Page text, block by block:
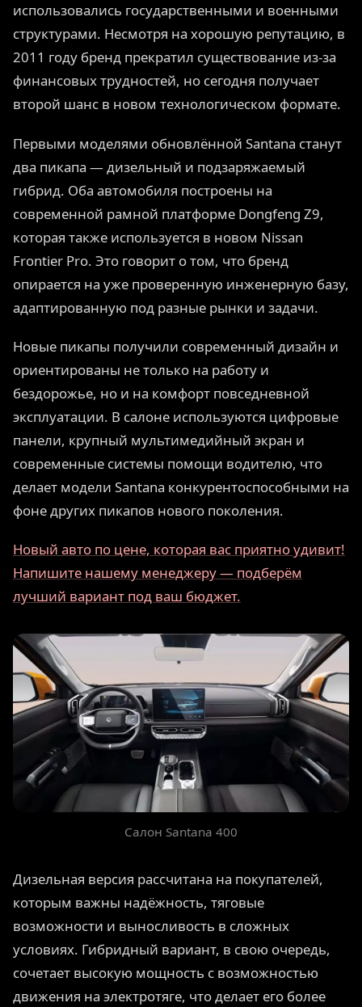
использовались государственными и военными
структурами. Несмотря на хорошую репутацию, в
2011 году бренд прекратил существование из-за
финансовых трудностей, но сегодня получает
второй шанс в новом технологическом формате.
Первыми моделями обновлённой Santana станут
два пикапа — дизельный и подзаряжаемый
гибрид. Оба автомобиля построены на
современной рамной платформе Dongfeng Z9,
которая также используется в новом Nissan
Frontier Pro. Это говорит о том, что бренд
опирается на уже проверенную инженерную базу,
адаптированную под разные рынки и задачи.
Новые пикапы получили современный дизайн и
ориентированы не только на работу и
бездорожье, но и на комфорт повседневной
эксплуатации. В салоне используются цифровые
панели, крупный мультимедийный экран и
современные системы помощи водителю, что
делает модели Santana конкурентоспособными на
фоне других пикапов нового поколения.
Новый авто по цене, которая вас приятно удивит!
Напишите нашему менеджеру — подберём
лучший вариант под ваш бюджет.
Салон Santana 400
Дизельная версия рассчитана на покупателей,
которым важны надёжность, тяговые
возможности и выносливость в сложных
условиях. Гибридный вариант, в свою очередь,
сочетает высокую мощность с возможностью
движения на электротяге, что делает его более